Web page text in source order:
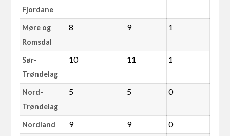
Fjordane
Møre og
Romsdal
8 9 1
Sør-
Trøndelag
10 11 1
Nord-
Trøndelag
5 5 0
Nordland 9 9 0